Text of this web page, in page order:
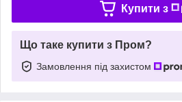
Купити з
Що таке купити з Пром?
Замовлення під захистом